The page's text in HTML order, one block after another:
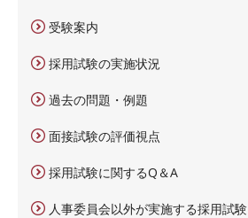
受験案内
採用試験の実施状況
過去の問題・例題
面接試験の評価視点
採用試験に関するQ＆A
人事委員会以外が実施する採用試験